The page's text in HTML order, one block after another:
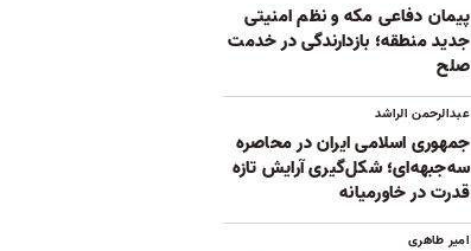
پیمان دفاعی مکه و نظم امنیتی
جدید منطقه؛ بازدارندگی در خدمت
صلح
عبدالرحمن الراشد
جمهوری اسلامی ایران در محاصره
سه‌جبهه‌ای؛ شکل‌گیری آرایش تازه
قدرت در خاورمیانه
امیر طاهری